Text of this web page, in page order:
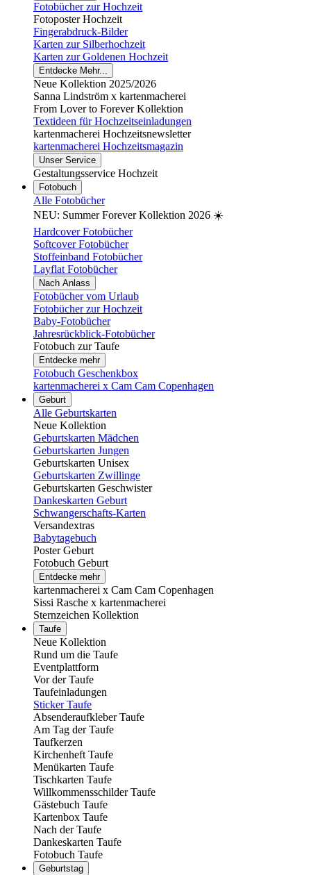
Fotobücher zur Hochzeit
Fotoposter Hochzeit
Fingerabdruck-Bilder
Karten zur Silberhochzeit
Karten zur Goldenen Hochzeit
Entdecke Mehr...
Neue Kollektion 2025/2026
Sanna Lindström x kartenmacherei
From Lover to Forever Kollektion
Textideen für Hochzeitseinladungen
kartenmacherei Hochzeitsnewsletter
kartenmacherei Hochzeitsmagazin
Unser Service
Gestaltungsservice Hochzeit
Fotobuch
Alle Fotobücher
NEU: Summer Forever Kollektion 2026 ☀️
Hardcover Fotobücher
Softcover Fotobücher
Stoffeinband Fotobücher
Layflat Fotobücher
Nach Anlass
Fotobücher vom Urlaub
Fotobücher zur Hochzeit
Baby-Fotobücher
Jahresrückblick-Fotobücher
Fotobuch zur Taufe
Entdecke mehr
Fotobuch Geschenkbox
kartenmacherei x Cam Cam Copenhagen
Geburt
Alle Geburtskarten
Neue Kollektion
Geburtskarten Mädchen
Geburtskarten Jungen
Geburtskarten Unisex
Geburtskarten Zwillinge
Geburtskarten Geschwister
Dankeskarten Geburt
Schwangerschafts-Karten
Versandextras
Babytagebuch
Poster Geburt
Fotobuch Geburt
Entdecke mehr
kartenmacherei x Cam Cam Copenhagen
Sissi Rasche x kartenmacherei
Sternzeichen Kollektion
Taufe
Neue Kollektion
Rund um die Taufe
Eventplattform
Vor der Taufe
Taufeinladungen
Sticker Taufe
Absenderaufkleber Taufe
Am Tag der Taufe
Taufkerzen
Kirchenheft Taufe
Menükarten Taufe
Tischkarten Taufe
Willkommensschilder Taufe
Gästebuch Taufe
Kartenbox Taufe
Nach der Taufe
Dankeskarten Taufe
Fotobuch Taufe
Geburtstag